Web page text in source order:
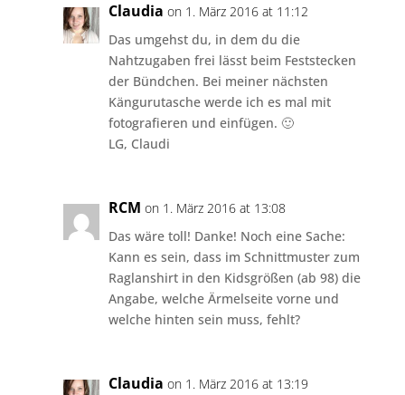
Claudia on 1. März 2016 at 11:12
Das umgehst du, in dem du die
Nahtzugaben frei lässt beim Feststecken
der Bündchen. Bei meiner nächsten
Kängurutasche werde ich es mal mit
fotografieren und einfügen. 🙂
LG, Claudi
RCM on 1. März 2016 at 13:08
Das wäre toll! Danke! Noch eine Sache:
Kann es sein, dass im Schnittmuster zum
Raglanshirt in den Kidsgrößen (ab 98) die
Angabe, welche Ärmelseite vorne und
welche hinten sein muss, fehlt?
Claudia on 1. März 2016 at 13:19